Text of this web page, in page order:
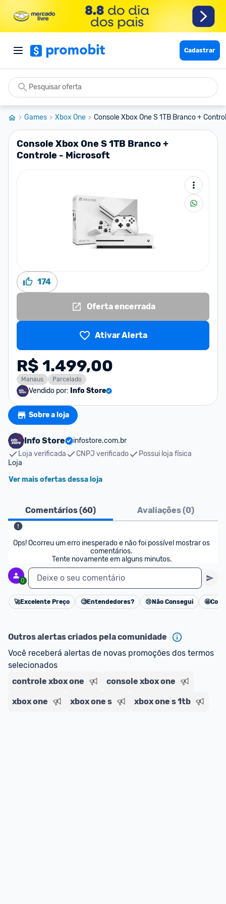
Cadastrar
Games Xbox One Console Xbox One S 1TB Branco +
Console Xbox One S 1TB Branco +
Controle - Microsoft
174
Oferta encerrada
Ativar Alerta
R$ 1.499,00
Manaus Parcelado
Vendido por: Info Store
Sobre a loja
Info Store
infostore.com.br
Loja verificada
CNPJ verificado
Possui loja física
Loja
Ver mais ofertas dessa loja
Comentários (60) Avaliações (0)
Ops! Ocorreu um erro inesperado e não foi possível mostrar os
comentários.
Tente novamente em alguns minutos.
0 Deixe o seu comentário
Cancelar
🚀Excelente Preço 🧐Entendedores? 😢 Não Consegui 🤩
Outros alertas criados pela comunidade
Você receberá alertas de novas promoções dos termos
selecionados
controle xbox one
console xbox one
xbox one xbox one s xbox one s 1tb